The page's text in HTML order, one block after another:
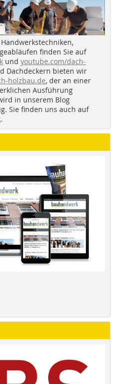
finden Sie auf
und youtube.com/dach-
Dachdeckern bieten wir
holzbau.de, der an einer
Ausführung
in unserem Blog
Sie finden uns auch auf
.